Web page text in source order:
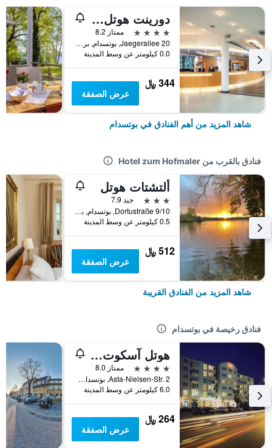
دورينت هوتل بوتسدام
4 نجوم
ممتاز 8.2
Jaegerallee 20, بوتسدام, براندنبورغ, ألمانيا
0.0 كيلومتر عن وسط المدينة
344 ﷼
عرض الصفقة
شاهد المزيد من أهم الفنادق في بوتسدام
فنادق بالقرب من Hotel zum Hofmaler
ألتشتات هوتل
3 نجوم
جيد 7.9
Dortustraße 9/10, بوتسدام, براندنبورغ, ألمانيا
0.5 كيلومتر عن وسط المدينة
512 ﷼
عرض الصفقة
شاهد المزيد من الفنادق القريبة
فنادق رخيصة في بوتسدام
هوتل آسكوت-بريستول
4 نجوم
ممتاز 8.0
Asta-Nielsen-Str. 2, بوتسدام, براندنبورغ, ألمانيا
6.0 كيلومتر عن وسط المدينة
264 ﷼
عرض الصفقة